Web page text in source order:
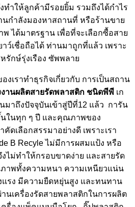
ทำให้ลูกค้ามีรอยยิ้ม รวมถึงได้กำไร
กำลังมองหาสถานที่ หรือร้านขาย
ได้มาตรฐาน เพื่อที่จะเลือกซื้อสาย
ว์เชื่อถือได้ ท่านมาถูกที่แล้ว เพราะ
รักษ์รุ่งเรือง ซัพพลาย
งเราทำธุรกิจเกี่ยวกับ การเป็นสถาน
งานผลิตสายรัดพลาสติก ชนิดพีพี เก
มาถึงปัจจุบันเข้าสู่ปีที่12 แล้ว การัน
ในทุก ๆ ปี และคุณภาพของ
ดเลือกสรรมาอย่างดี เพราะเรา
B Recyle ไม่มีการผสมแป้ง หรือ
ไม่ทำให้กรอบขาดง่าย และสายรัด
พทั้งความหนา ความเหนียวแน่น
รง มีความยืดหยุ่นสูง และทนทาน
นเครื่องรัดสายพลาสติกในการผลิต